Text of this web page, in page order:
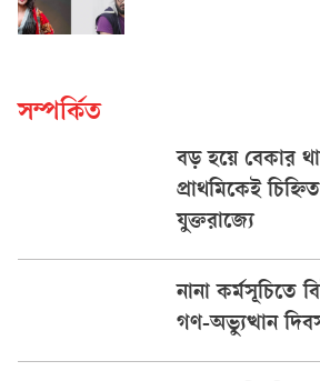
সম্পর্কিত
বড় হয়ে বেকার
প্রাথমিকেই
যুক্তরাজ্যে
নানা কর্মসূচিতে
গণ-অভ্যুত্থান